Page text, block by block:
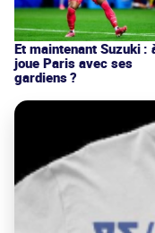
Et maintenant Suzuki :
joue Paris avec ses
gardiens ?